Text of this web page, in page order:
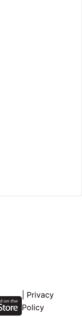
Privacy
Policy